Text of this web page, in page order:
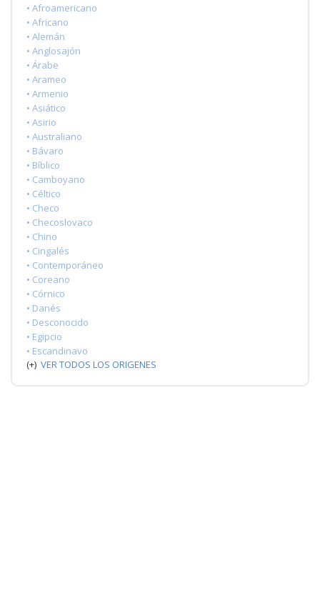
• Afroamericano
• Africano
• Alemán
• Anglosajón
• Árabe
• Arameo
• Armenio
• Asiático
• Asirio
• Australiano
• Bávaro
• Bíblico
• Camboyano
• Céltico
• Checo
• Checoslovaco
• Chino
• Cingalés
• Contemporáneo
• Coreano
• Córnico
• Danés
• Desconocido
• Egipcio
• Escandinavo
(+) VER TODOS LOS ORIGENES